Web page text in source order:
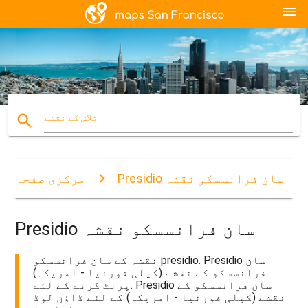
menu
search تلاش کے نقشے
مرکزی صفحہ Presidio سان فرانسسکو نقشہ
Presidio سان فرانسسکو نقشہ
نقشہ کے سان فرانسسکو presidio. Presidio سان
فرانسسکو کے نقشے (کیلی فورنیا - امریکہ)
پرنٹ کرنے کے لئے. Presidio سان فرانسسکو کے
نقشے (کیلی فورنیا - امریکہ) کے لئے ڈاؤن لوڈ